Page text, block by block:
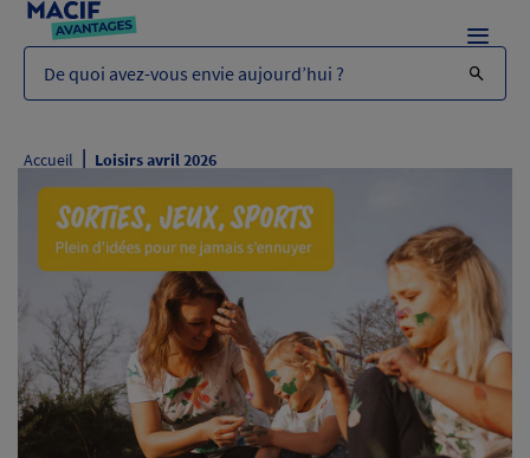
De quoi avez-vous envie aujourd’hui ?
Menu
Accueil | Loisirs avril 2026